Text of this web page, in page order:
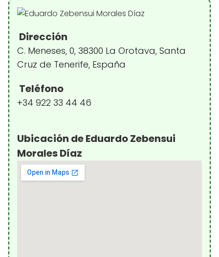
Dirección
C. Meneses, 0, 38300 La Orotava, Santa
Cruz de Tenerife, España
Teléfono
+34 922 33 44 46
Ubicación de Eduardo Zebensui
Morales Díaz